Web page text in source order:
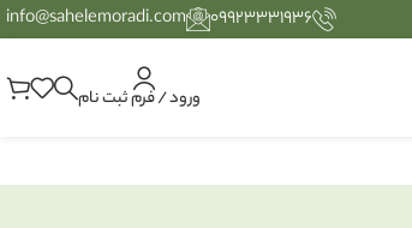
۰۹۹۲۳۳۳۱۹۳۶ info@sahelemoradi.com
ورود / فرم ثبت نام